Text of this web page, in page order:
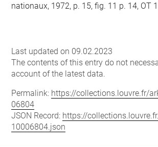
nationaux, 1972, p. 15, fig. 11 p. 14, OT
Last updated on 09.02.2023
The contents of this entry do not
account of the latest data.
Permalink: https://collections.louvre.fr/
06804
JSON Record: https://
10006804.json